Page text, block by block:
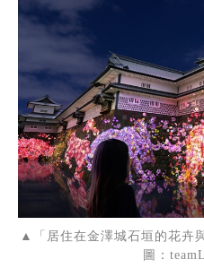
▲「居住在金澤城石垣的花卉
圖：